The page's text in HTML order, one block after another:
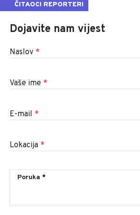
ČITAOCI REPORTERI
Dojavite nam vijest
Naslov *
Vaše ime *
E-mail *
Lokacija *